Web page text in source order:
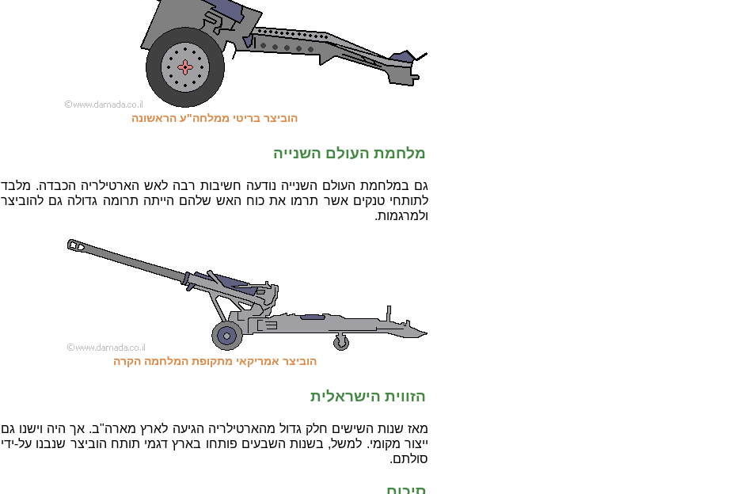
הוביצר בריטי ממלחה"ע הראשונה
מלחמת העולם השנייה
גם במלחמת העולם השנייה נודעה חשיבות רבה לאש הארטילריה הכבדה. מלבד
לתותחי טנקים אשר תרמו את כוח האש שלהם הייתה תרומה גדולה גם להוביצר
ולמרגמות.
הוביצר אמריקאי מתקופת המלחמה הקרה
הזווית הישראלית
מאז שנות השישים חלק גדול מהארטילריה הגיעה לארץ מארה"ב. אך היה וישנו גם
ייצור מקומי. למשל, בשנות השבעים פותחו בארץ דגמי תותח הוביצר שנבנו על-ידי
סולתם.